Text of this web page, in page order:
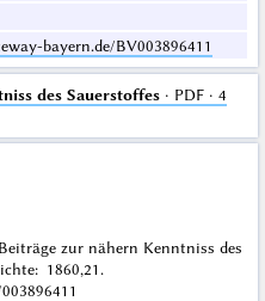
bayern.de/BV003896411
des Sauerstoffes· PDF · 4
zur nähern Kenntniss des
1860,21.